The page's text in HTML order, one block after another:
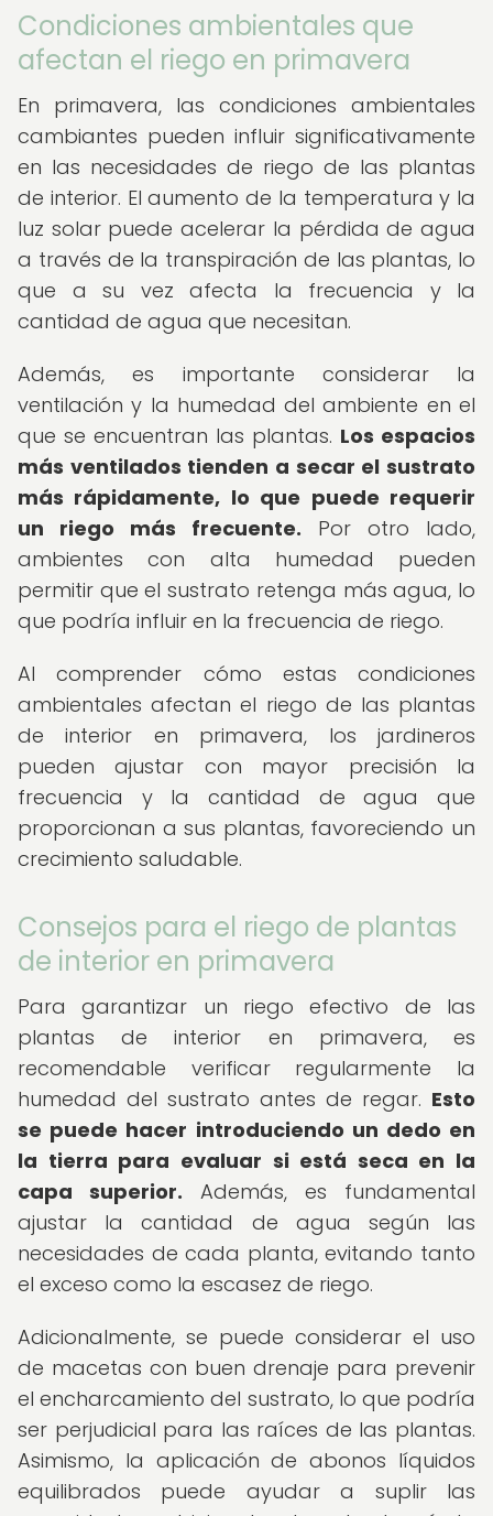
Condiciones ambientales que
afectan el riego en primavera
En primavera, las condiciones ambientales
cambiantes pueden influir significativamente
en las necesidades de riego de las plantas
de interior. El aumento de la temperatura y la
luz solar puede acelerar la pérdida de agua
a través de la transpiración de las plantas, lo
que a su vez afecta la frecuencia y la
cantidad de agua que necesitan.
Además, es importante considerar la
ventilación y la humedad del ambiente en el
que se encuentran las plantas. Los espacios
más ventilados tienden a secar el sustrato
más rápidamente, lo que puede requerir
un riego más frecuente. Por otro lado,
ambientes con alta humedad pueden
permitir que el sustrato retenga más agua, lo
que podría influir en la frecuencia de riego.
Al comprender cómo estas condiciones
ambientales afectan el riego de las plantas
de interior en primavera, los jardineros
pueden ajustar con mayor precisión la
frecuencia y la cantidad de agua que
proporcionan a sus plantas, favoreciendo un
crecimiento saludable.
Consejos para el riego de plantas
de interior en primavera
Para garantizar un riego efectivo de las
plantas de interior en primavera, es
recomendable verificar regularmente la
humedad del sustrato antes de regar. Esto
se puede hacer introduciendo un dedo en
la tierra para evaluar si está seca en la
capa superior. Además, es fundamental
ajustar la cantidad de agua según las
necesidades de cada planta, evitando tanto
el exceso como la escasez de riego.
Adicionalmente, se puede considerar el uso
de macetas con buen drenaje para prevenir
el encharcamiento del sustrato, lo que podría
ser perjudicial para las raíces de las plantas.
Asimismo, la aplicación de abonos líquidos
equilibrados puede ayudar a suplir las